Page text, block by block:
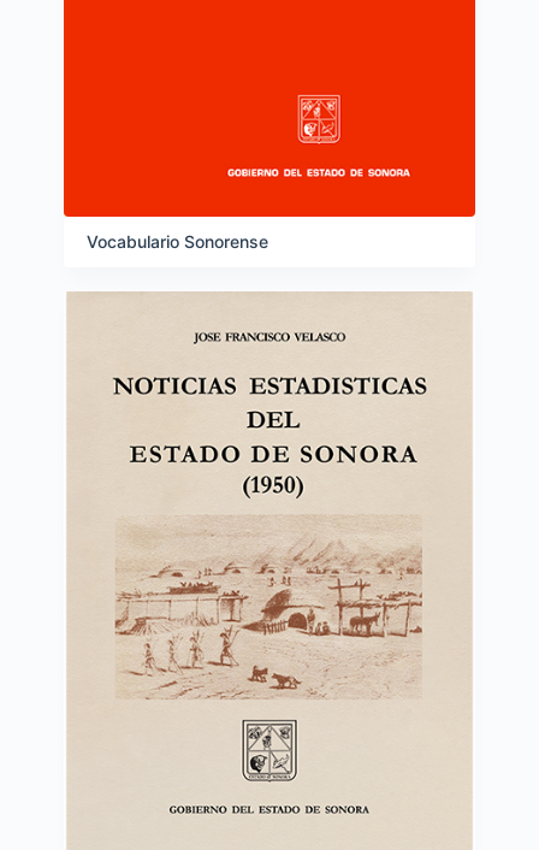
Vocabulario Sonorense